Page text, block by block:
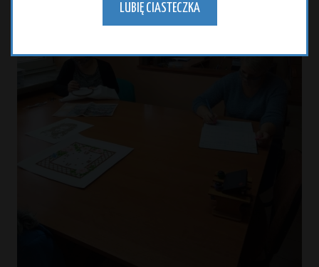
LUBIĘ CIASTECZKA